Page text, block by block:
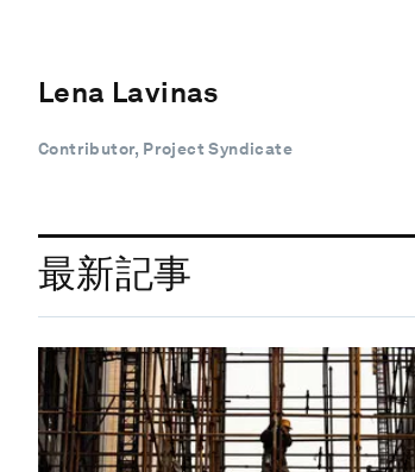
Lena Lavinas
Contributor, Project Syndicate
最新記事